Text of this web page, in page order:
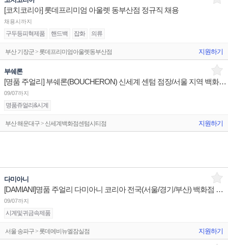
[코치코리아] 롯데프리미엄 아울렛 동부산점 정규직 채용
채용시까지
구두등피혁제품 핸드백 잡화 의류
부산 기장군 > 롯데프리미엄아울렛동부산점 지원하기
부쉐론
[명품 주얼리] 부쉐론(BOUCHERON) 신세계 센텀 점장/서울 지역 백화점 판매사원 채용
09/07까지
명품쥬얼리&시계
부산 해운대구 > 신세계백화점센텀시티점 지원하기
다미아니
[DAMIANI]명품 주얼리 다미아니 코리아 전국(서울/경기/부산) 백화점 부점장/판매사원 채용
09/07까지
시계및귀금속제품
서울 송파구 > 롯데에비뉴엘잠실점 지원하기